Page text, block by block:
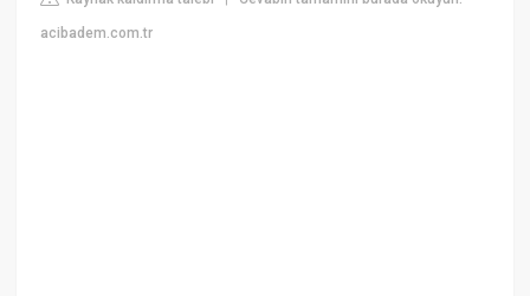
acibadem.com.tr